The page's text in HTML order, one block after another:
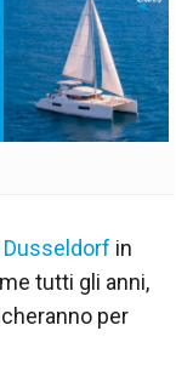
Dusseldorf in
tutti gli anni,
per